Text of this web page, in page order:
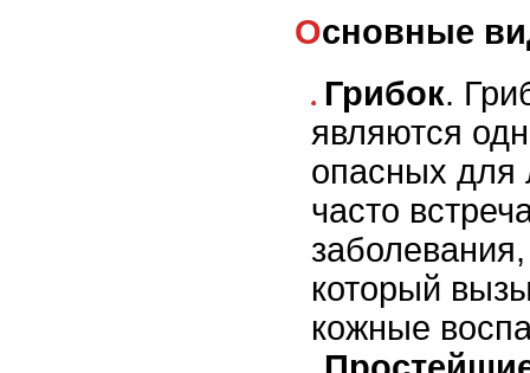
Основные
Грибок.
являются
опасных для
часто
который
кожные